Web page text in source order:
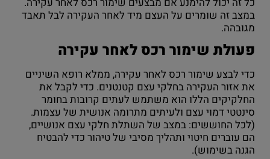
במצב זה שומרים על העצם מיד לאחר העקירה לבל תאבד
מגובהה.
פעולת שימור רכס לאחר עקירה
כדי לבצע שימור רכס לאחר עקירה, ממלא רופא השיניים
את אזור העקירה בחלקי עצם קטנטנים. כדי לקבל את
החלקיקים הללו הוא משתמש לעתים קרובות בחומר
סינטטי דמוי עצם ולעיתים מתרומה אנושית של עצמות.
(לכל החוששים: במצב של השתלת חלקי עצם אנושיים,
הם עוברים חיטוי ותהליך מסיבי של טיהור כדי להבטיח
הגנה בשימוש).